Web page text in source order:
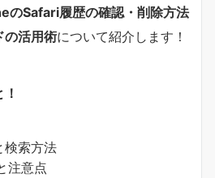
のSafari履歴の確認・削除方法
の活用術について紹介します！
検索方法
注意点